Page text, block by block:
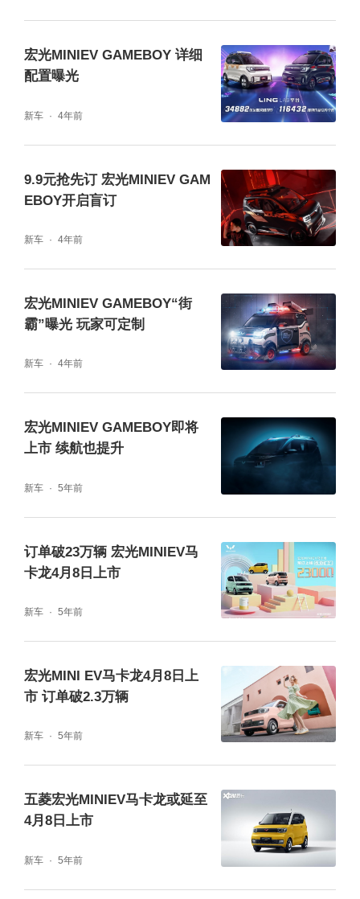
宏光MINIEV GAMEBOY 详细
配置曝光
新车 4年前
9.9元抢先订 宏光MINIEV GAM
EBOY开启盲订
新车 4年前
宏光MINIEV GAMEBOY“街
霸”曝光 玩家可定制
新车 4年前
宏光MINIEV GAMEBOY即将
上市 续航也提升
新车 5年前
订单破23万辆 宏光MINIEV马
卡龙4月8日上市
新车 5年前
宏光MINI EV马卡龙4月8日上
市 订单破2.3万辆
新车 5年前
五菱宏光MINIEV马卡龙或延至
4月8日上市
新车 5年前